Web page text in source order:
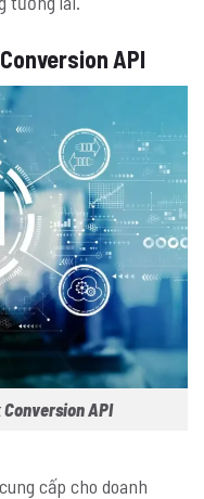
API
API
cấp cho doanh